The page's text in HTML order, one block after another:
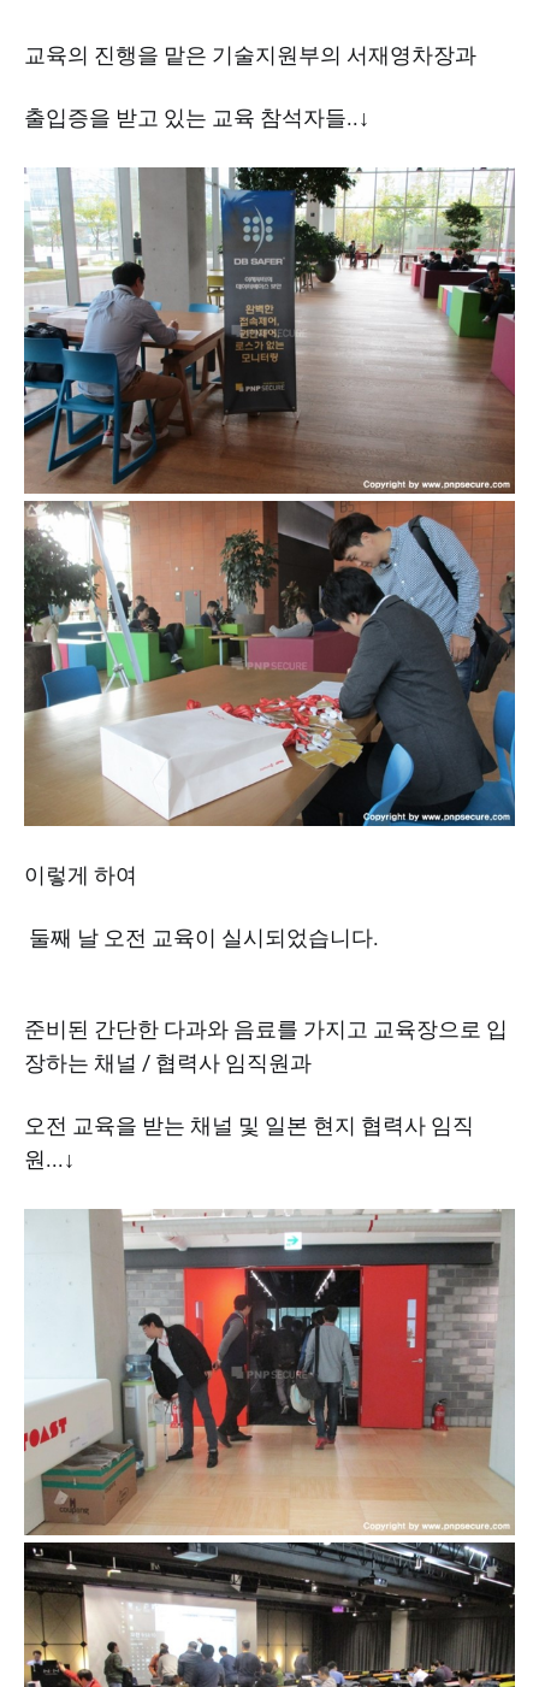
교육의 진행을 맡은 기술지원부의 서재영차장과
출입증을 받고 있는 교육 참석자들..↓
이렇게 하여
둘째 날 오전 교육이 실시되었습니다.
준비된 간단한 다과와 음료를 가지고 교육장으로 입
장하는 채널 / 협력사 임직원과
오전 교육을 받는 채널 및 일본 현지 협력사 임직
원...↓